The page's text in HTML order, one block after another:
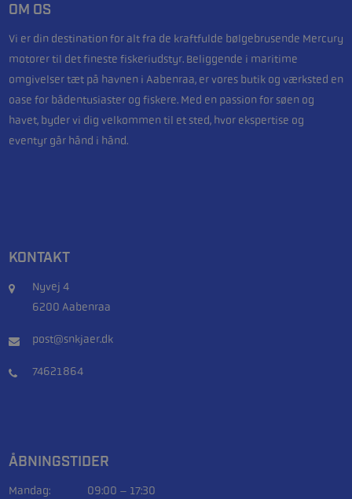
OM OS
Vi er din destination for alt fra de kraftfulde bølgebrusende Mercury
motorer til det fineste fiskeriudstyr. Beliggende i maritime
omgivelser tæt på havnen i Aabenraa, er vores butik og værksted en
oase for bådentusiaster og fiskere. Med en passion for søen og
havet, byder vi dig velkommen til et sted, hvor ekspertise og
eventyr går hånd i hånd.
KONTAKT
Nyvej 4
6200 Aabenraa
post@snkjaer.dk
74621864
ÅBNINGSTIDER
Mandag: 09:00 – 17:30